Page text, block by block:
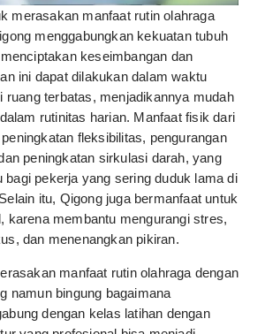
merasakan manfaat rutin olahraga
menggabungkan kekuatan tubuh
keseimbangan dan
ini dapat dilakukan dalam waktu
ruang terbatas, menjadikannya mudah
rutinitas harian. Manfaat fisik dari
fleksibilitas, pengurangan
peningkatan sirkulasi darah, yang
bagi pekerja yang sering duduk lama di
itu, Qigong juga bermanfaat untuk
karena membantu mengurangi stres,
dan menenangkan pikiran.
manfaat rutin olahraga dengan
namun bingung bagaimana
dengan kelas latihan dengan